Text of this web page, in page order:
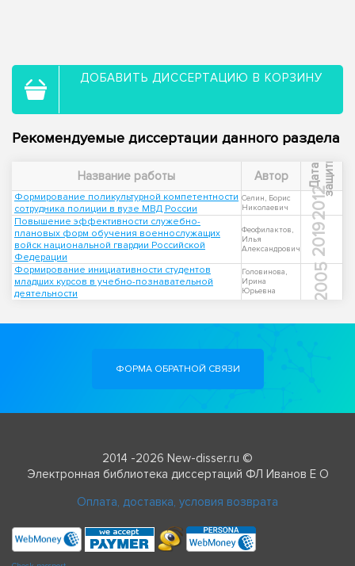
ДОБАВИТЬ ДИССЕРТАЦИЮ В КОРЗИНУ
Рекомендуемые диссертации данного раздела
Название работы Автор Д
а
т
а
з
а
щ
и
ты
Формирование поликультурной компетентности
сотрудника полиции в вузе МВД России
Селин, Борис
Николаевич
2012
Повышение эффективности служебно-
плановых форм обучения военнослужащих
войск национальной гвардии Российской
Федерации
Феофилактов,
Илья
Александрович
2019
Формирование инициативности студентов
младших курсов в учебно-познавательной
деятельности
Головинова,
Ирина
Юрьевна
2005
ФОРМА ОБРАТНОЙ СВЯЗИ
2014 -2026 New-disser.ru ©
Электронная библиотека диссертаций ФЛ Иванов Е О
Оплата, доставка, условия возврата